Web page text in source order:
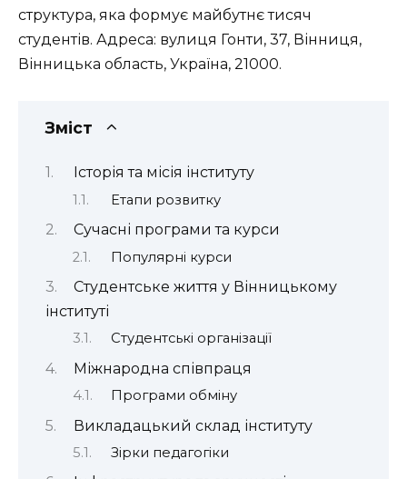
структура, яка формує майбутнє тисяч
студентів. Адреса: вулиця Гонти, 37, Вінниця,
Вінницька область, Україна, 21000.
Зміст
Історія та місія інституту
Етапи розвитку
Сучасні програми та курси
Популярні курси
Студентське життя у Вінницькому
інституті
Студентські організації
Міжнародна співпраця
Програми обміну
Викладацький склад інституту
Зірки педагогіки